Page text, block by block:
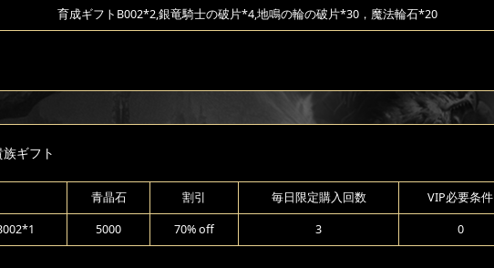
育成ギフトB002*2,銀竜騎士の破片*4,地鳴の輪の破片*30，魔法輪石*20
ギフト
青晶石 割引 毎日限定購入回数 VIP必要条件
5000 70% off 3 0